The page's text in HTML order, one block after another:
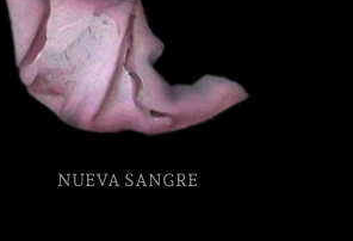
Crédits
NUEVA SANGRE